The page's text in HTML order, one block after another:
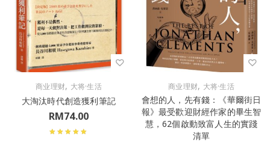
商业理财, 大将·生活
大淘汰時代創造獲利筆記
RM74.00
商业理财, 大将·生活
會想的人，先有錢：《華爾街日
報》最受歡迎財經作家的畢生智
慧，62個啟動致富人生的實踐
清單